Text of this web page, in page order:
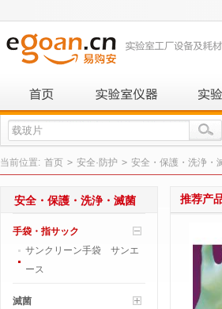
当前位置: 首页 > 安全·防护 > 安全・保護・洗浄・
推荐产
安全・保護・洗浄・滅菌
手袋・指サック
サンクリーン手袋 サンエ
ース
滅菌